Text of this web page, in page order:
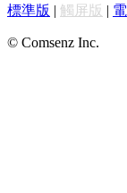
標準版 | 觸屏版 |
© Comsenz Inc.